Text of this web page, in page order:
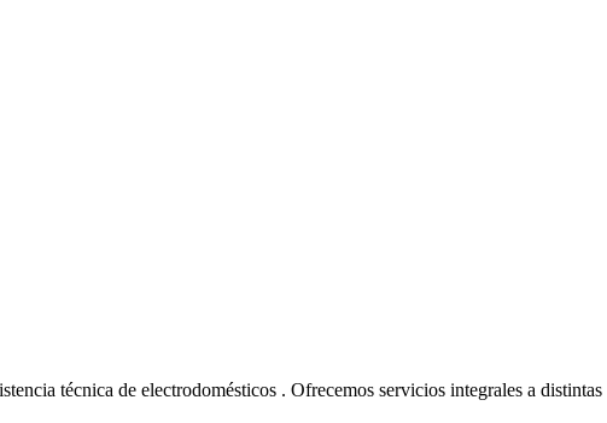
técnica de electrodomésticos . Ofrecemos servicios integrales a distintas